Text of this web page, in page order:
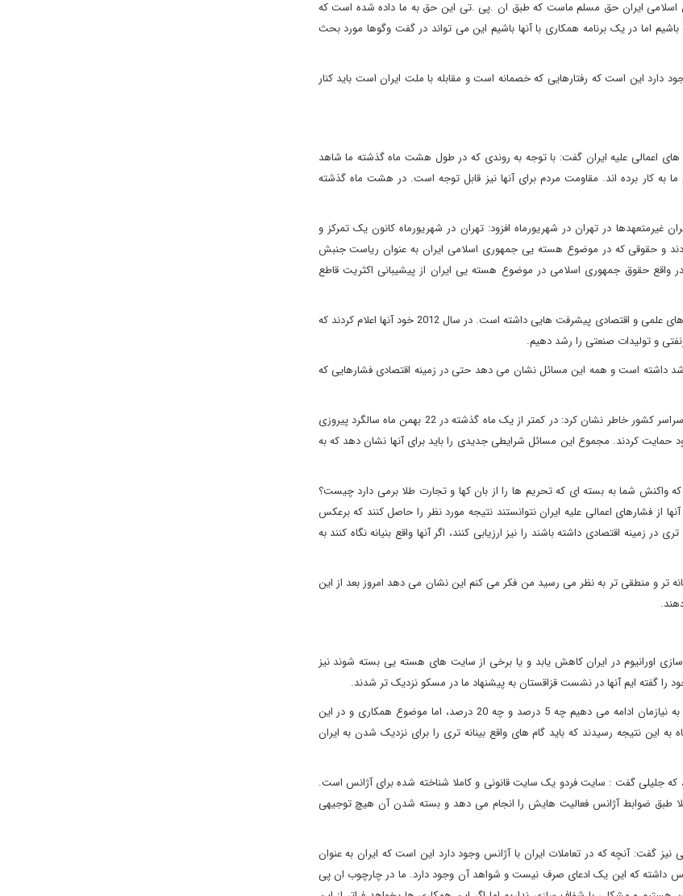
تامین نیازهای جمهوری اسلامی ایران حق مسلم ماست که طبق ان .پی .تی این حق به ما داده شده است که
باشیم اما در یک برنامه همکاری با آنها باشیم این می تواند در گفت وگوها مورد بحث
این است که رفتارهایی که خصمانه است و مقابله با ملت ایران است باید کنار
اعمالی علیه ایران گفت: با توجه به روندی که در طول هشت ماه گذشته ما شاهد
ما به کار برده اند. مقاومت مردم برای آنها نیز قابل توجه است. در هشت ماه گذشته
در تهران در شهریورماه افزود: تهران در شهریورماه کانون یک تمرکز و
جهان در آن حضور پیدا کردند و حقوقی که در موضوع هسته یی جمهوری اسلامی ایران به عنوان ریاست جنبش
در واقع حقوق جمهوری اسلامی در موضوع هسته یی ایران از پیشیبانی اکثریت قاطع
مذاکره کننده ارشد هسته یی ایران خاطر نشان کرد: همچنین ایران در زمینه های علمی و اقتصادی پیشرفت هایی داشته است. در سال 2012 خود آنها اعلام کردند که
و تولیدات صنعتی را رشد دهیم.
همچنین در سال گذشته شاخص بورس ایران 62 درصد رشد داشته است و همه این مسائل نشان می دهد حتی در زمینه اقتصادی فشارهایی که
جلیلی با اشاره به برگزاری پرشکوه راهپیمایی 22 بهمن توسط ملت ایران در سراسر کشور خاطر نشان کرد: در کمتر از یک ماه گذشته در 22 بهمن ماه سالگرد پیروزی
حمایت کردند. مجموع این مسائل شرایطی جدیدی را باید برای آنها نشان دهد که به
واکنش شما به بسته ای که تحریم ها را از بان کها و تجارت طلا برمی دارد چیست؟
از فشارهای اعمالی علیه ایران نتوانستند نتیجه مورد نظر را حاصل کنند که برعکس
اقتصادی داشته باشند را نیز ارزیابی کنند، اگر آنها واقع بنیانه نگاه کنند به
تر و منطقی تر به نظر می رسید من فکر می کنم این نشان می دهد امروز بعد از این
اورانیوم در ایران کاهش یابد و یا برخی از سایت های هسته یی بسته شوند نیز
گفته ایم آنها در نشست قزاقستان به پیشنهاد ما در مسکو نزدیک تر شدند.
وی در ادامه نشست خبری اش در آلماتی افزود: ما غنی سازی خود را بسته به نیازمان ادامه می دهیم چه 5 درصد و چه 20 درصد، اما موضوع همکاری و در این
که بررسی کنیم همکاری ها به چه صورت باشد، آنها امروز پس از 8 ماه به این نتیجه رسیدند که باید گام های واقع بینانه تری را برای نزدیک شدن به ایران
که جلیلی گفت : سایت فردو یک سایت قانونی و کاملا شناخته شده برای آژانس است.
طبق ضوابط آژانس فعالیت هایش را انجام می دهد و بسته شدن آن هیچ توجیهی
گفت: آنچه که در تعاملات ایران با آژانس وجود دارد این است که ایران به عنوان
داشته که این یک ادعای صرف نیست و شواهد آن وجود دارد. ما در چارچوب ان پی